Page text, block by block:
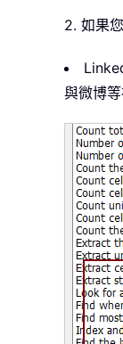
2. 如果
與微博